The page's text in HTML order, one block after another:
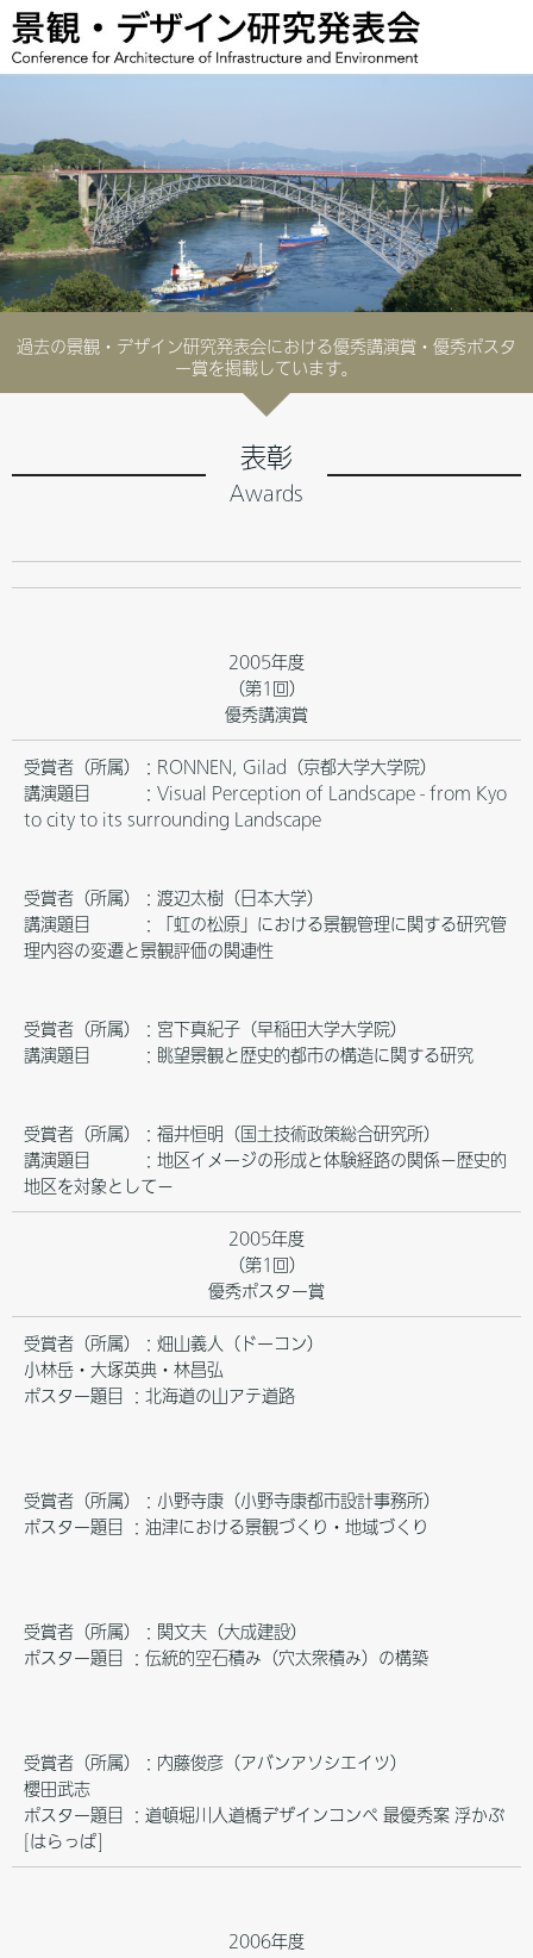
過去の景観・デザイン研究発表会における優秀講演賞・優秀ポスタ
ー賞を掲載しています。
表彰
Awards
2005年度
（第1回）
優秀講演賞
受賞者（所属）：RONNEN, Gilad（京都大学大学院）
講演題目 ：Visual Perception of Landscape - from Kyo
to city to its surrounding Landscape
受賞者（所属）：渡辺太樹（日本大学）
講演題目 ：「虹の松原」における景観管理に関する研究管
理内容の変遷と景観評価の関連性
受賞者（所属）：宮下真紀子（早稲田大学大学院）
講演題目 ：眺望景観と歴史的都市の構造に関する研究
受賞者（所属）：福井恒明（国土技術政策総合研究所）
講演題目 ：地区イメージの形成と体験経路の関係－歴史的
地区を対象として－
2005年度
（第1回）
優秀ポスター賞
受賞者（所属）：畑山義人（ドーコン）
小林岳・大塚英典・林昌弘
ポスター題目 ：北海道の山アテ道路
受賞者（所属）：小野寺康（小野寺康都市設計事務所）
ポスター題目 ：油津における景観づくり・地域づくり
受賞者（所属）：関文夫（大成建設）
ポスター題目 ：伝統的空石積み（穴太衆積み）の構築
受賞者（所属）：内藤俊彦（アバンアソシエイツ）
櫻田武志
ポスター題目 ：道頓堀川人道橋デザインコンペ 最優秀案 浮かぶ
[はらっぱ]
2006年度